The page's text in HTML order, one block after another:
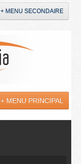
+ MENU SECONDAIRE
+ MENU PRINCIPAL